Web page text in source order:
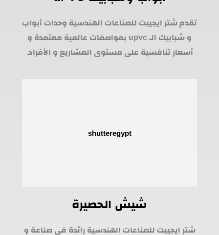
تقدم شتر ايجيبت للصناعات الهندسية وحدات أبواب
و شبابيك الـ upvc بمواصفات عالمية معتمدة و
أسعار تنافسية على مستوى المشاريع و الأفراد.
شيش الحصيرة
شتر ايجيبت للصناعات الهندسية رائدة في صناعة و